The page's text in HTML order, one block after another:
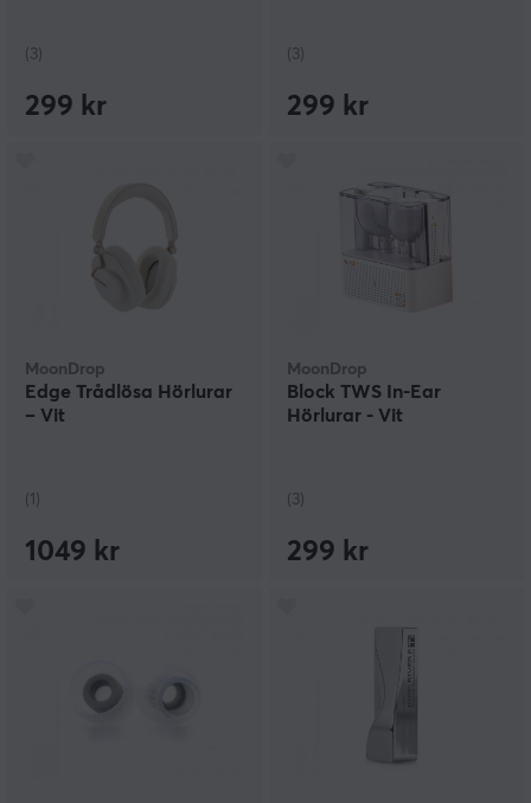
(3)
299 kr
(3)
299 kr
MoonDrop
Edge Trådlösa Hörlurar
– Vit
(1)
1049 kr
MoonDrop
Block TWS In-Ear
Hörlurar - Vit
(3)
299 kr